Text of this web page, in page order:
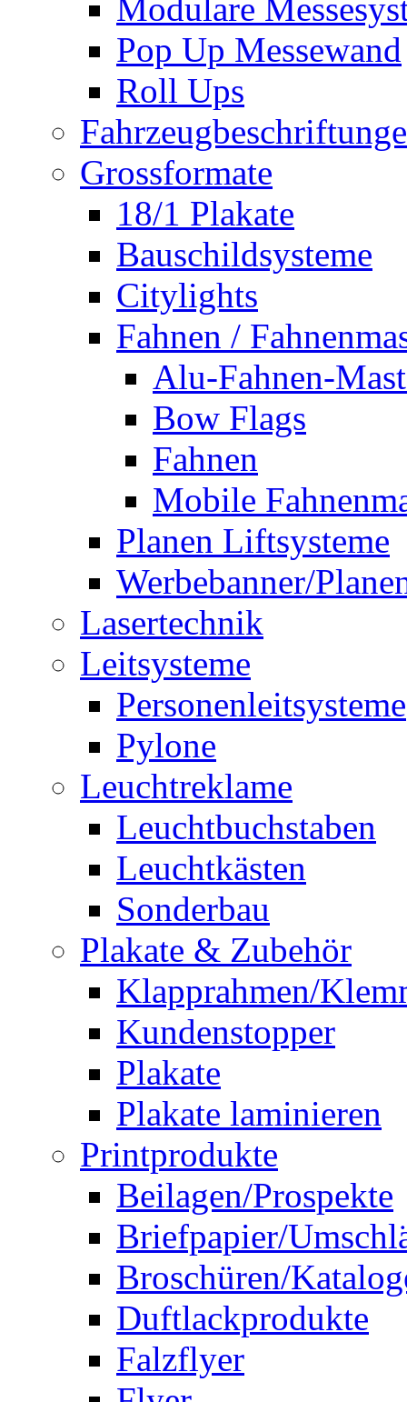
Modulare
Pop Up Messewand
Roll Ups
Grossformate
18/1 Plakate
Bauschildsysteme
Citylights
Fahnen /
Alu-Fahnen-
Bow Flags
Fahnen
Mobile
Planen Liftsysteme
Werbebanner/
Lasertechnik
Leitsysteme
Personenleitsysteme
Pylone
Leuchtreklame
Leuchtbuchstaben
Leuchtkästen
Sonderbau
Plakate & Zubehör
Klapprahmen/
Kundenstopper
Plakate
Plakate laminieren
Printprodukte
Beilagen/Prospekte
Briefpapier/
Broschüren/
Duftlackprodukte
Falzflyer